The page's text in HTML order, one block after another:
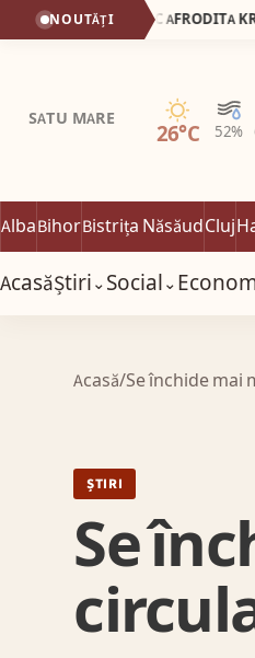
NOUTĂȚI
SATU MARE
26°C 52%
Senin
AlbaBihorBistrița NăsăudCluj
AcasăȘtiri⌄Social⌄
Acasă/Se închide mai
ȘTIRI
Se